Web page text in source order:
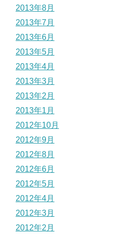
2013年8月
2013年7月
2013年6月
2013年5月
2013年4月
2013年3月
2013年2月
2013年1月
2012年10月
2012年9月
2012年8月
2012年6月
2012年5月
2012年4月
2012年3月
2012年2月